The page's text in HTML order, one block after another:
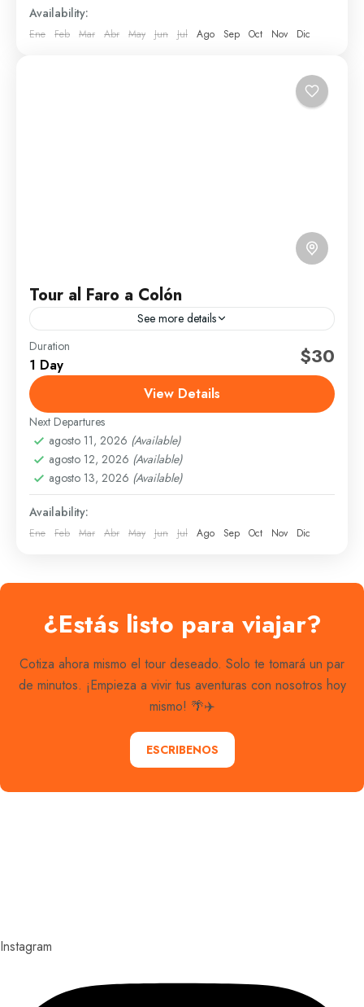
Availability:
Ene Feb Mar Abr May Jun Jul Ago Sep Oct Nov Dic
Tour al Faro a Colón
See more details
Diario
Salida desde la Ciudad Colonial Llegada y visita
guiada al Faro a Colón Tiempo para fotografías
Regreso al punto de encuentro
Santo Domingo
Fácil
6 People
Duration
1 Day $30
View Details
Next Departures
agosto 11, 2026 (Available)
agosto 12, 2026 (Available)
agosto 13, 2026 (Available)
Availability:
Ene Feb Mar Abr May Jun Jul Ago Sep Oct Nov Dic
¿Estás listo para viajar?
Cotiza ahora mismo el tour deseado. Solo te tomará un par
de minutos. ¡Empieza a vivir tus aventuras con nosotros hoy
mismo! 🌴✈️
ESCRIBENOS
Instagram